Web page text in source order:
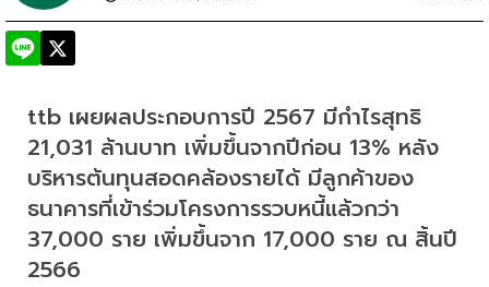
ttb เผยผลประกอบการปี 2567 มีกำไรสุทธิ
21,031 ล้านบาท เพิ่มขึ้นจากปีก่อน 13% หลัง
บริหารต้นทุนสอดคล้องรายได้ มีลูกค้าของ
ธนาคารที่เข้าร่วมโครงการรวบหนี้แล้วกว่า
37,000 ราย เพิ่มขึ้นจาก 17,000 ราย ณ สิ้นปี
2566